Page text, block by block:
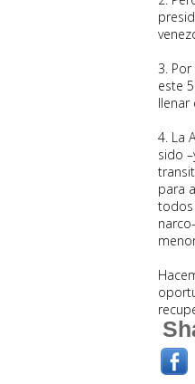
3.
este
llenar
4. La
sido
para
todos